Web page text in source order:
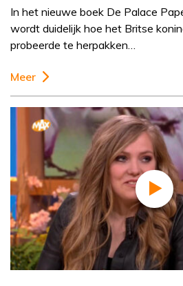
In het nieuwe boek De Palace
wordt duidelijk hoe het Britse
probeerde te herpakken…
Meer